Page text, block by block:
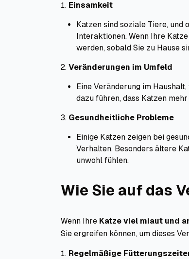
Einsamkeit
Katzen sind soziale Tiere, und
Interaktionen. Wenn Ihre
werden, sobald Sie zu Hause
Veränderungen im Umfeld
Eine Veränderung im
dazu führen, dass Katzen
Gesundheitliche Probleme
Einige Katzen zeigen bei
Verhalten. Besonders ältere
unwohl fühlen.
Wie Sie auf das
Wenn Ihre Katze viel miaut und
Sie ergreifen können, um dieses
Regelmäßige